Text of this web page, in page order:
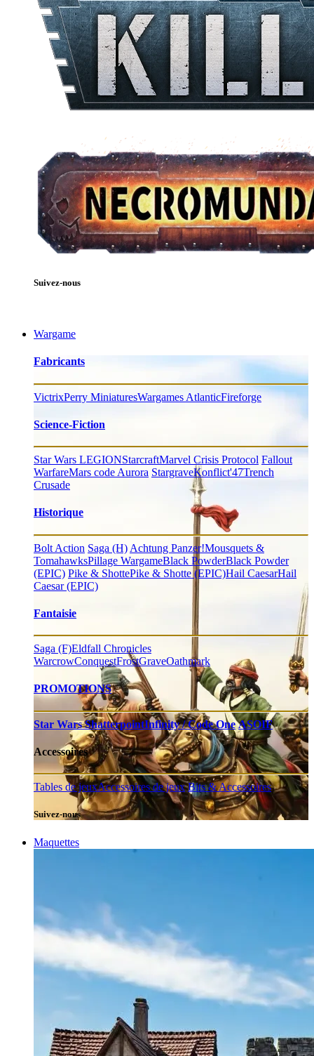
Suivez-nous
Wargame
Fabricants
VictrixPerry MiniaturesWargames AtlanticFireforge
Science-Fiction
Star Wars LEGIONStarcraftMarvel Crisis Protocol Fallout
WarfareMars code Aurora StargraveKonflict'47Trench
Crusade
Historique
Bolt Action Saga (H) Achtung Panzer!Mousquets &
TomahawksPillage WargameBlack PowderBlack Powder
(EPIC) Pike & ShottePike & Shotte (EPIC)Hail CaesarHail
Caesar (EPIC)
Fantaisie
Saga (F)Eldfall Chronicles
WarcrowConquestFrostGraveOathmark
PROMOTIONS
Star Wars ShatterpointInfinity / Code One ASOIF
Accessoires
Tables de jeuxAccessoires de jeux Bits & Accessoires
Suivez-nous
Maquettes